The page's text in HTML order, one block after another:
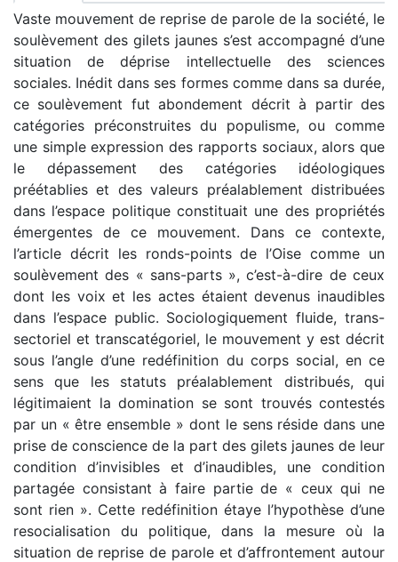
Vaste mouvement de reprise de parole de la société, le
soulèvement des gilets jaunes s’est accompagné d’une
situation de déprise intellectuelle des sciences
sociales. Inédit dans ses formes comme dans sa durée,
ce soulèvement fut abondement décrit à partir des
catégories préconstruites du populisme, ou comme
une simple expression des rapports sociaux, alors que
le dépassement des catégories idéologiques
préétablies et des valeurs préalablement distribuées
dans l’espace politique constituait une des propriétés
émergentes de ce mouvement. Dans ce contexte,
l’article décrit les ronds-points de l’Oise comme un
soulèvement des « sans-parts », c’est-à-dire de ceux
dont les voix et les actes étaient devenus inaudibles
dans l’espace public. Sociologiquement fluide, trans-
sectoriel et transcatégoriel, le mouvement y est décrit
sous l’angle d’une redéfinition du corps social, en ce
sens que les statuts préalablement distribués, qui
légitimaient la domination se sont trouvés contestés
par un « être ensemble » dont le sens réside dans une
prise de conscience de la part des gilets jaunes de leur
condition d’invisibles et d’inaudibles, une condition
partagée consistant à faire partie de « ceux qui ne
sont rien ». Cette redéfinition étaye l’hypothèse d’une
resocialisation du politique, dans la mesure où la
situation de reprise de parole et d’affrontement autour